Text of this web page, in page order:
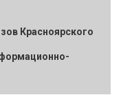
Красноярского